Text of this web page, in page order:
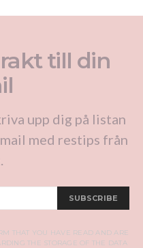
till din
upp dig på listan
med restips från
SUBSCRIBE
THAT YOU HAVE READ AND ARE
THE STORAGE OF THE DATA